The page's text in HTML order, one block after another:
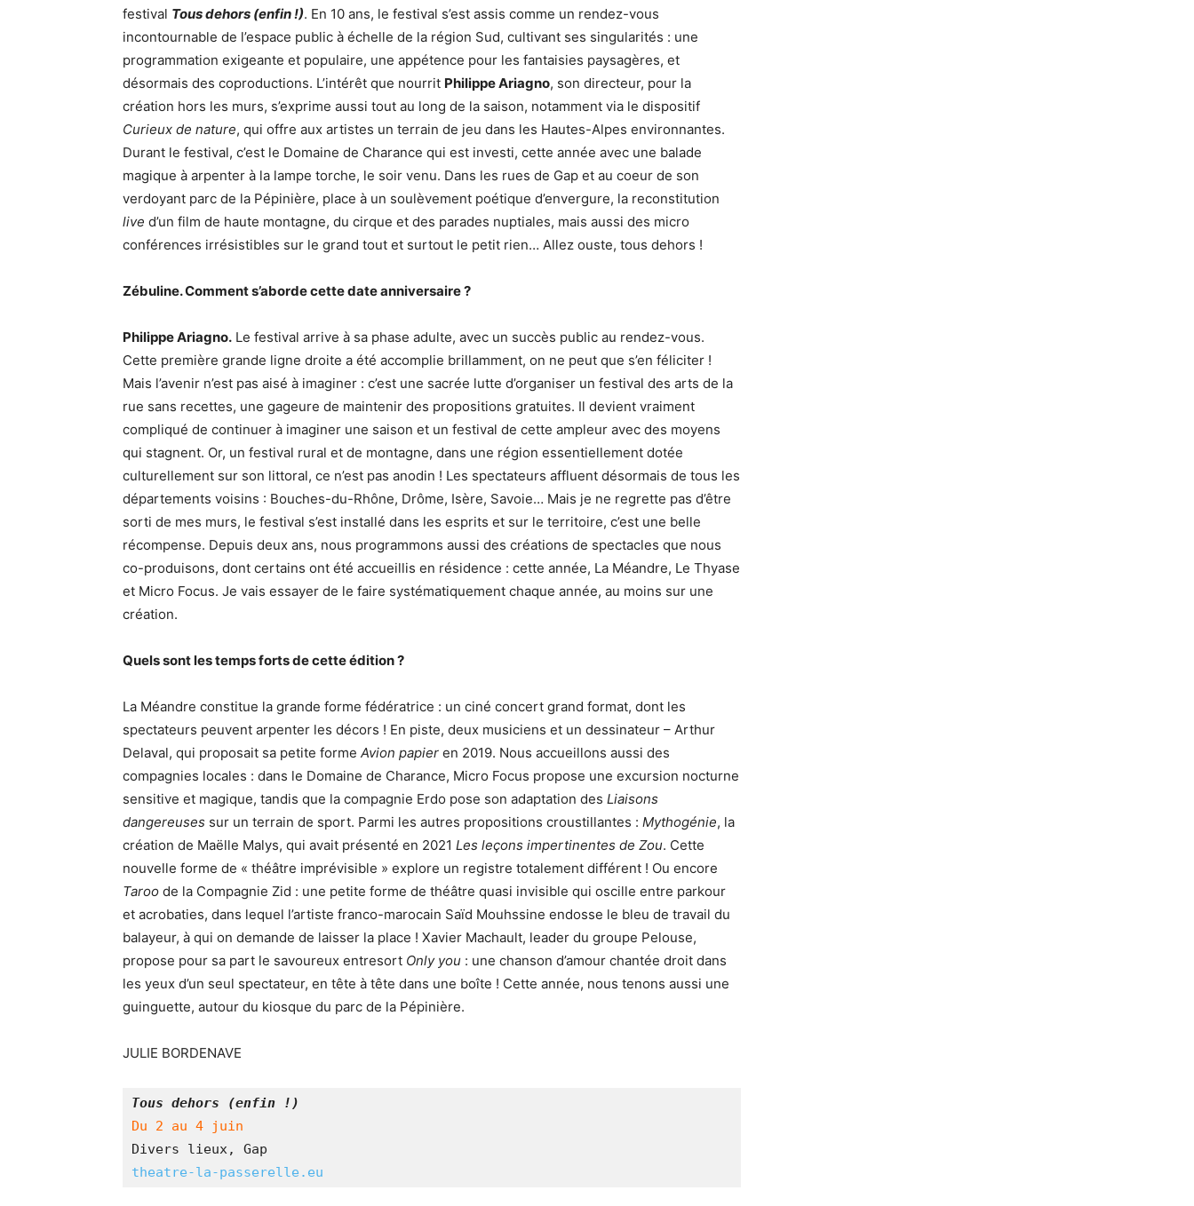
festival Tous dehors (enfin !). En 10 ans, le festival s’est assis comme un rendez-vous
incontournable de l’espace public à échelle de la région Sud, cultivant ses singularités : une
programmation exigeante et populaire, une appétence pour les fantaisies paysagères, et
désormais des coproductions. L’intérêt que nourrit Philippe Ariagno, son directeur, pour la
création hors les murs, s’exprime aussi tout au long de la saison, notamment via le dispositif
Curieux de nature, qui offre aux artistes un terrain de jeu dans les Hautes-Alpes environnantes.
Durant le festival, c’est le Domaine de Charance qui est investi, cette année avec une balade
magique à arpenter à la lampe torche, le soir venu. Dans les rues de Gap et au coeur de son
verdoyant parc de la Pépinière, place à un soulèvement poétique d’envergure, la reconstitution
live d’un film de haute montagne, du cirque et des parades nuptiales, mais aussi des micro
conférences irrésistibles sur le grand tout et surtout le petit rien… Allez ouste, tous dehors !
Zébuline. Comment s’aborde cette date anniversaire ?
Philippe Ariagno. Le festival arrive à sa phase adulte, avec un succès public au rendez-vous.
Cette première grande ligne droite a été accomplie brillamment, on ne peut que s’en féliciter !
Mais l’avenir n’est pas aisé à imaginer : c’est une sacrée lutte d’organiser un festival des arts de la
rue sans recettes, une gageure de maintenir des propositions gratuites. Il devient vraiment
compliqué de continuer à imaginer une saison et un festival de cette ampleur avec des moyens
qui stagnent. Or, un festival rural et de montagne, dans une région essentiellement dotée
culturellement sur son littoral, ce n’est pas anodin ! Les spectateurs affluent désormais de tous les
départements voisins : Bouches-du-Rhône, Drôme, Isère, Savoie… Mais je ne regrette pas d’être
sorti de mes murs, le festival s’est installé dans les esprits et sur le territoire, c’est une belle
récompense. Depuis deux ans, nous programmons aussi des créations de spectacles que nous
co-produisons, dont certains ont été accueillis en résidence : cette année, La Méandre, Le Thyase
et Micro Focus. Je vais essayer de le faire systématiquement chaque année, au moins sur une
création.
Quels sont les temps forts de cette édition ?
La Méandre constitue la grande forme fédératrice : un ciné concert grand format, dont les
spectateurs peuvent arpenter les décors ! En piste, deux musiciens et un dessinateur – Arthur
Delaval, qui proposait sa petite forme Avion papier en 2019. Nous accueillons aussi des
compagnies locales : dans le Domaine de Charance, Micro Focus propose une excursion nocturne
sensitive et magique, tandis que la compagnie Erdo pose son adaptation des Liaisons
dangereuses sur un terrain de sport. Parmi les autres propositions croustillantes : Mythogénie, la
création de Maëlle Malys, qui avait présenté en 2021 Les leçons impertinentes de Zou. Cette
nouvelle forme de « théâtre imprévisible » explore un registre totalement différent ! Ou encore
Taroo de la Compagnie Zid : une petite forme de théâtre quasi invisible qui oscille entre parkour
et acrobaties, dans lequel l’artiste franco-marocain Saïd Mouhssine endosse le bleu de travail du
balayeur, à qui on demande de laisser la place ! Xavier Machault, leader du groupe Pelouse,
propose pour sa part le savoureux entresort Only you : une chanson d’amour chantée droit dans
les yeux d’un seul spectateur, en tête à tête dans une boîte ! Cette année, nous tenons aussi une
guinguette, autour du kiosque du parc de la Pépinière.
JULIE BORDENAVE
Tous dehors (enfin !)
Du 2 au 4 juin
Divers lieux, Gap
theatre-la-passerelle.eu